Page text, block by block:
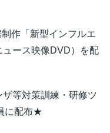
作「新型インフルエ
ュース映像DVD）を配
等対策訓練・研修ツ
に配布★